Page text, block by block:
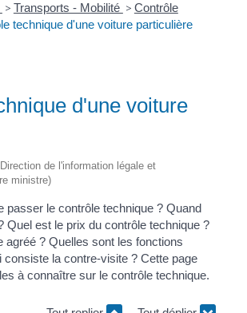
> Transports - Mobilité > Contrôle
technique d'une voiture particulière
d'une voiture
de l'information légale et
ministre)
passer le contrôle technique ? Quand
Quel est le prix du contrôle technique ?
agréé ? Quelles sont les fonctions
consiste la contre-visite ? Cette page
à connaître sur le contrôle technique.